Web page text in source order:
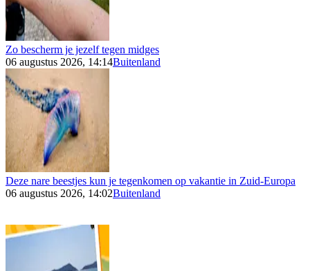
Zo bescherm je jezelf tegen midges
06 augustus 2026, 14:14Buitenland
Deze nare beestjes kun je tegenkomen op vakantie in Zuid-Europa
06 augustus 2026, 14:02Buitenland